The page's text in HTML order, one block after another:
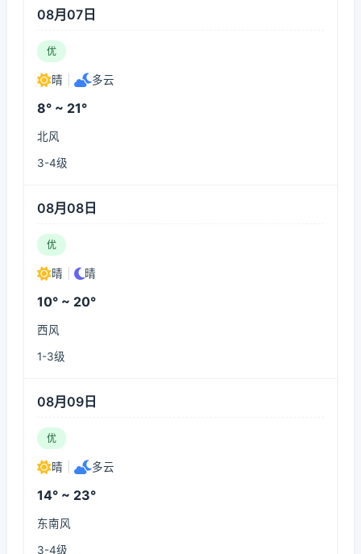
08月07日
优
晴 多云
8° ~ 21°
北风
3-4级
08月08日
优
晴 晴
10° ~ 20°
西风
1-3级
08月09日
优
晴 多云
14° ~ 23°
东南风
3-4级